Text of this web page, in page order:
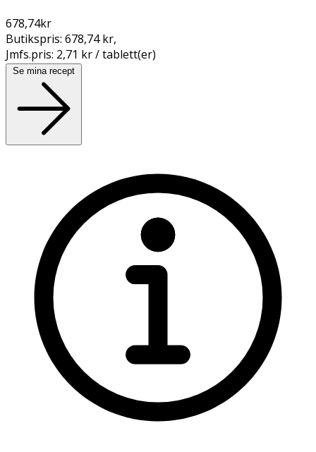
678,74kr
Butikspris: 678,74 kr,
Jmfs.pris: 2,71 kr / tablett(er)
Se mina recept